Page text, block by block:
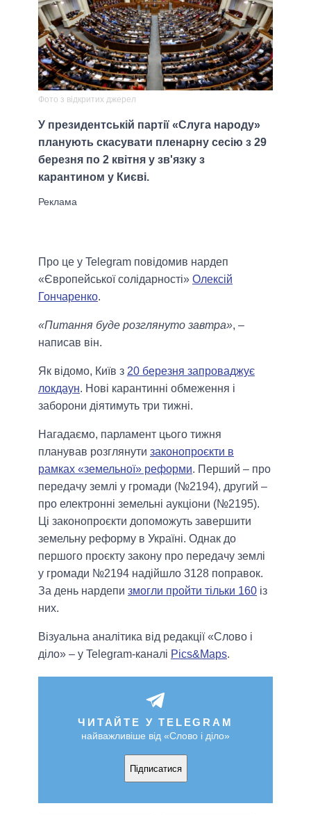
Фото з відкритих джерел
У президентській партії «Слуга народу»
планують скасувати пленарну сесію з 29
березня по 2 квітня у зв'язку з
карантином у Києві.
Про це у Telegram повідомив нардеп
«Європейської солідарності» Олексій
Гончаренко.
«Питання буде розглянуто завтра», –
написав він.
Як відомо, Київ з 20 березня запроваджує
локдаун. Нові карантинні обмеження і
заборони діятимуть три тижні.
Нагадаємо, парламент цього тижня
планував розглянути законопроєкти в
рамках «земельної» реформи. Перший – про
передачу землі у громади (№2194), другий –
про електронні земельні аукціони (№2195).
Ці законопроєкти допоможуть завершити
земельну реформу в Україні. Однак до
першого проєкту закону про передачу землі
у громади №2194 надійшло 3128 поправок.
За день нардепи змогли пройти тільки 160 із
них.
Візуальна аналітика від редакції «Слово і
діло» – у Telegram-каналі Pics&Maps.
ЧИТАЙТЕ У TELEGRAM
найважливіше від «Слово і діло»
Підписатися